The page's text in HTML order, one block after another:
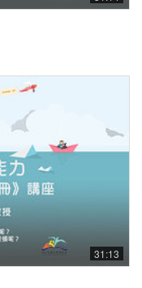
31:13